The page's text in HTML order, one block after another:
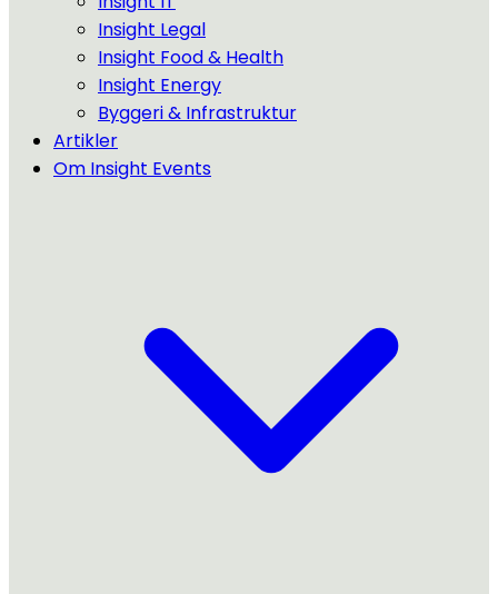
Insight Legal
Insight Food & Health
Insight Energy
Byggeri & Infrastruktur
Artikler
Om Insight Events